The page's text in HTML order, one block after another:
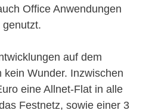
Office Anwendungen
auf dem
kein Wunder. Inzwischen
eine Allnet-Flat in alle
Festnetz, sowie einer 3